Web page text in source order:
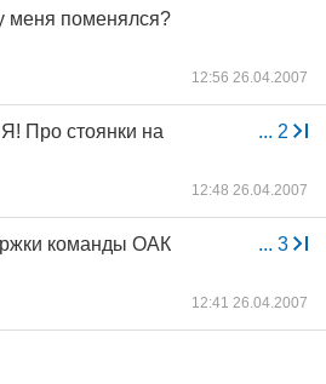
меня поменялся?
12:56 26.04.2007
... 2
Про стоянки на
12:48 26.04.2007
... 3
команды ОАК
12:41 26.04.2007